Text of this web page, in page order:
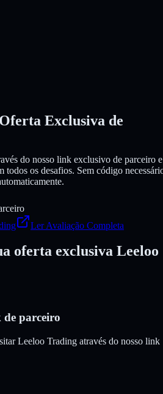
Exclusiva de
do nosso link exclusivo de parceiro e
todos os desafios. Sem código
Ler Avaliação Completa
oferta exclusiva Leeloo
de parceiro
Leeloo Trading através do nosso link